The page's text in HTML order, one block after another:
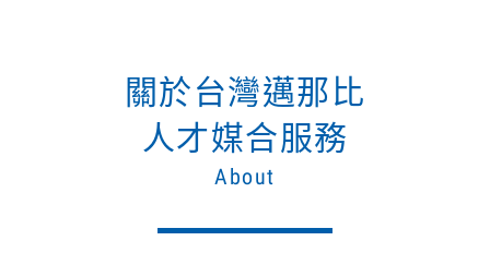
關於台灣邁那比
人才媒合服務
About